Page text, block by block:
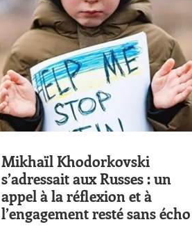
Mikhaïl Khodorkovski
s’adressait aux Russes : un
appel à la réflexion et à
l’engagement resté sans écho